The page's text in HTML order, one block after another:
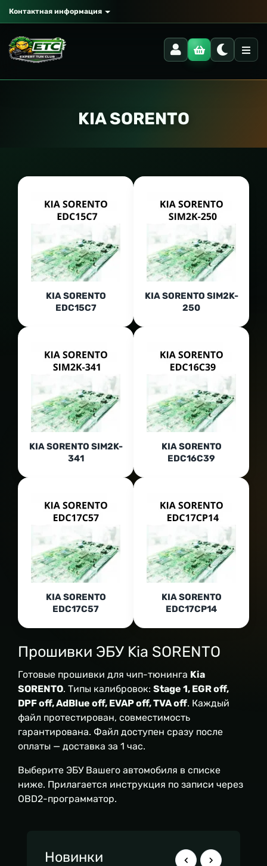
Контактная информация
KIA SORENTO
KIA SORENTO
EDC15C7
KIA SORENTO SIM2K-
250
KIA SORENTO SIM2K-
341
KIA SORENTO
EDC16C39
KIA SORENTO
EDC17C57
KIA SORENTO
EDC17CP14
Прошивки ЭБУ Kia SORENTO
Готовые прошивки для чип-тюнинга Kia
SORENTO. Типы калибровок: Stage 1, EGR off,
DPF off, AdBlue off, EVAP off, TVA off. Каждый
файл протестирован, совместимость
гарантирована. Файл доступен сразу после
оплаты — доставка за 1 час.
Выберите ЭБУ Вашего автомобиля в списке
ниже. Прилагается инструкция по записи через
OBD2-программатор.
Новинки